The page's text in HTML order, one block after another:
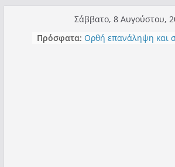
περιεχόμενο
Σάββατο, 8 Αυγούστου,
Πρόσφατα: Ορθή επανάληψη και